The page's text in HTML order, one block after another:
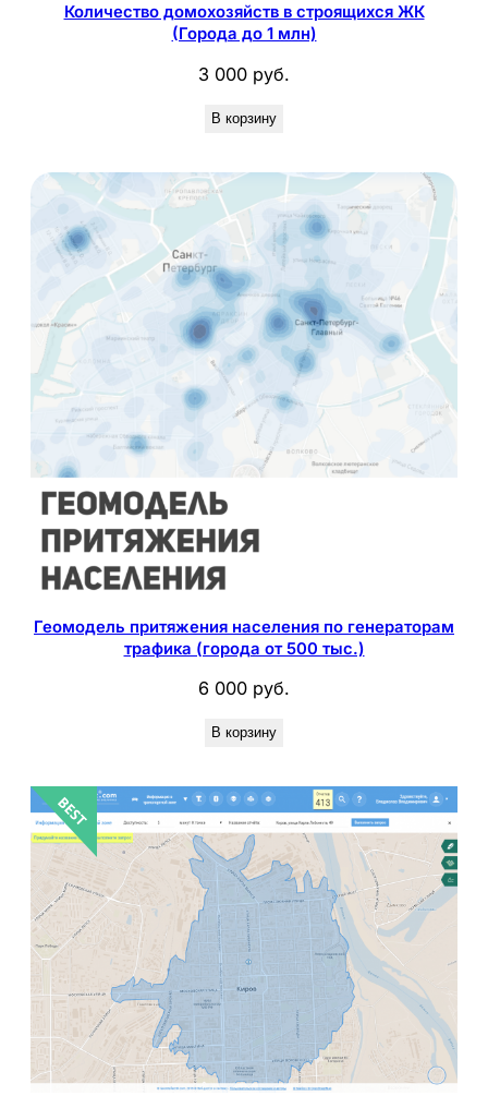
Количество домохозяйств в строящихся ЖК
(Города до 1 млн)
3 000 руб.
В корзину
Геомодель притяжения населения по генераторам
трафика (города от 500 тыс.)
6 000 руб.
В корзину